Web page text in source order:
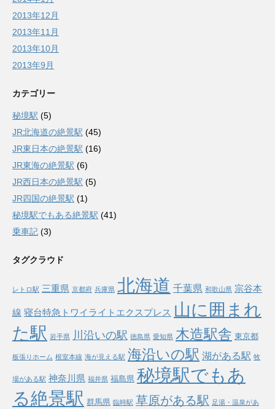
2013年12月
2013年11月
2013年10月
2013年9月
カテゴリー
秘境駅 (5)
JR北海道の絶景駅 (45)
JR東日本の絶景駅 (16)
JR東海の絶景駅 (6)
JR西日本の絶景駅 (5)
JR四国の絶景駅 (1)
秘境駅でもある絶景駅 (41)
乗車記 (3)
タグクラウド
レトロ駅 三重県 京都府 兵庫県 北海道 千葉県 和歌山県 宗谷本
線 寝台特急トワイライトエクスプレス 山に囲まれ
た駅 岩手県 川沿いの駅 徳島県 愛知県 木造駅舎 東京都
板張りホーム 根室本線 海が見える駅 海沿いの駅 湖がある駅 牧
場がある駅 神奈川県 福井県 福島県 秘境駅でもあ
る絶景駅 群馬県 臨時駅 草原がある駅 足湯・温泉があ